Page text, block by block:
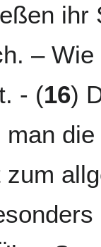
ihr
–
- (16)
man
zum